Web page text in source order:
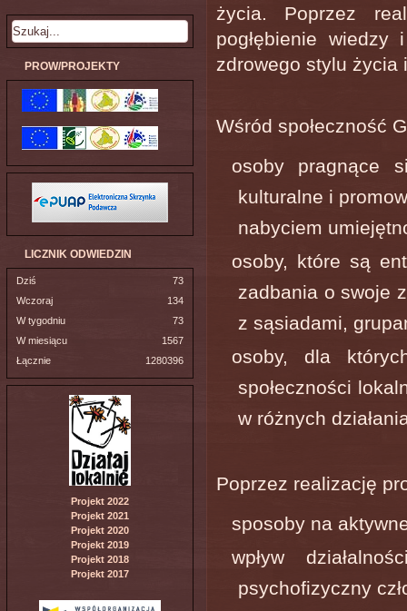
PROW/PROJEKTY
LICZNIK ODWIEDZIN
Dziś
73
Wczoraj
134
W tygodniu
73
W miesiącu
1567
Łącznie
1280396
Projekt 2022
Projekt 2021
Projekt 2020
Projekt 2019
Projekt 2018
Projekt 2017
życia. Poprzez
pogłębienie wiedzy
zdrowego stylu życia
Wśród społeczność
osoby pragnące
kulturalne i
nabyciem
osoby, które są
zadbania o swoje
z sąsiadami,
osoby, dla
społeczności
w różnych
Poprzez realizację
sposoby na
wpływ
psychofizyczny